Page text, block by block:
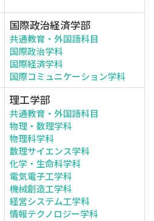
国際政治経済学部
共通教育・外国語科目
国際政治学科
国際経済学科
国際コミュニケーション学科
理工学部
共通教育・外国語科目
物理・数理学科
物理科学科
数理サイエンス学科
化学・生命科学科
電気電子工学科
機械創造工学科
経営システム工学科
情報テクノロジー学科